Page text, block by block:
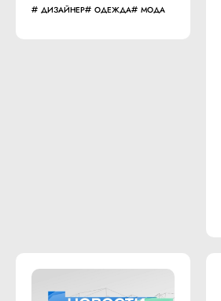
ДИЗАЙНЕР ОДЕЖДА МОДА